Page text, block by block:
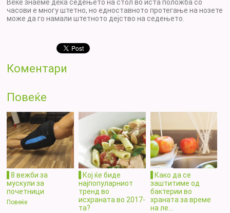
Веќе знаеме дека седењето на стол во иста положба со
часови е многу штетно, но едноставното протегање на нозете
може да го намали штетното дејство на седењето.
Коментари
Повеќе
8 вежби за
мускули за
почетници
Повеќе
Кој ќе биде
најпопуларниот
тренд во
исхраната во 2017-
та?
Како да се
заштитиме од
бактерии во
храната за време
на ле...